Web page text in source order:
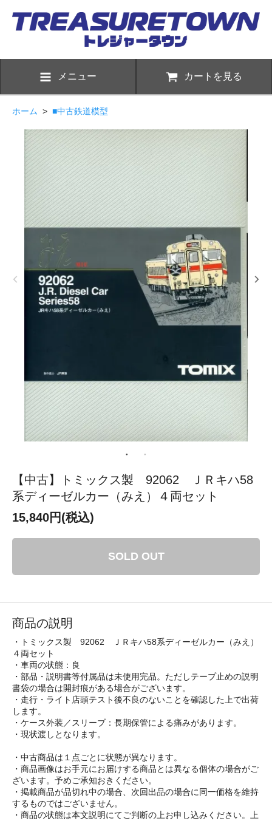
メニュー カートを見る
ホーム > ■中古鉄道模型
【中古】トミックス製 92062 ＪＲキハ58
系ディーゼルカー（みえ）４両セット
15,840円(税込)
SOLD OUT
商品の説明
・トミックス製 92062 ＪＲキハ58系ディーゼルカー（みえ）
４両セット
・車両の状態：良
・部品・説明書等付属品は未使用完品。ただしテープ止めの説明
書袋の場合は開封痕がある場合がございます。
・走行・ライト店頭テスト後不良のないことを確認した上で出荷
します。
・ケース外装／スリーブ：長期保管による痛みがあります。
・現状渡しとなります。
・中古商品は１点ごとに状態が異なります。
・商品画像はお手元にお届けする商品とは異なる個体の場合がご
ざいます。予めご承知おきください。
・掲載商品が品切れ中の場合、次回出品の場合に同一価格を維持
するものではございません。
・商品の状態は本文説明にてご判断の上お申し込みください。上